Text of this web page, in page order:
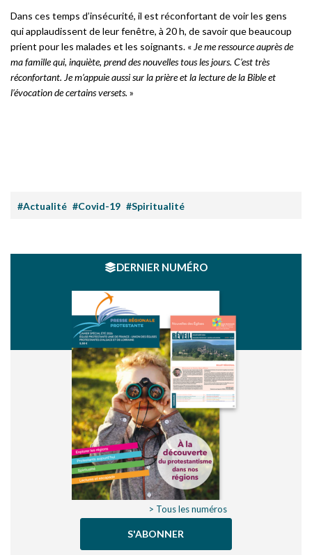
Dans ces temps d’insécurité, il est réconfortant de voir les gens
qui applaudissent de leur fenêtre, à 20 h, de savoir que beaucoup
prient pour les malades et les soignants. « Je me ressource auprès de
ma famille qui, inquiète, prend des nouvelles tous les jours. C’est très
réconfortant. Je m’appuie aussi sur la prière et la lecture de la Bible et
l’évocation de certains versets. »
#Actualité #Covid-19 #Spiritualité
DERNIER NUMÉRO
> Tous les numéros
S'ABONNER